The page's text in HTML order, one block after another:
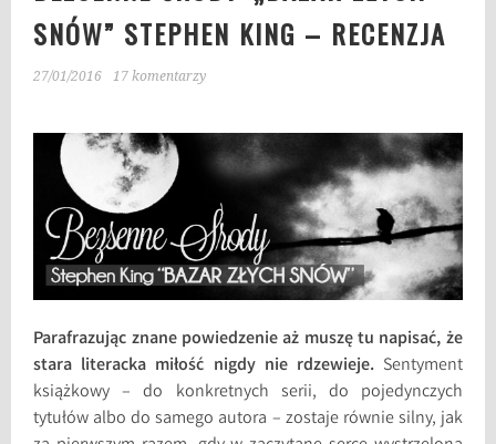
SNÓW” STEPHEN KING – RECENZJA
27/01/2016 17 komentarzy
Parafrazując znane powiedzenie aż muszę tu napisać, że
stara literacka miłość nigdy nie rdzewieje.Sentyment
książkowy – do konkretnych serii, do pojedynczych
tytułów albo do samego autora – zostaje równie silny, jak